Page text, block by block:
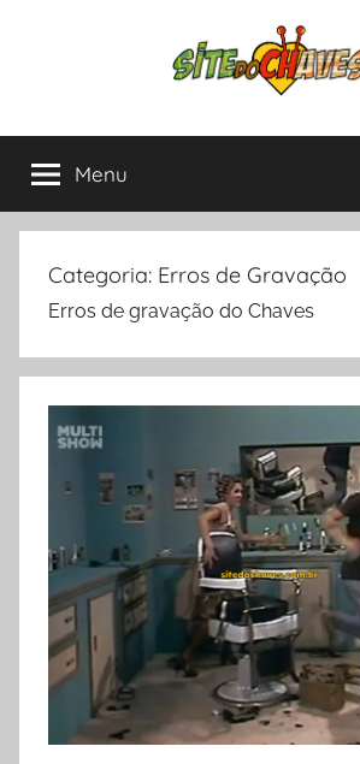
Site
do
Chaves
Chapolin,
tudo
sobre
mais
amadas
da
América
Latina.
Menu
Categoria: Erros de Gravação
Erros de gravação do Chaves